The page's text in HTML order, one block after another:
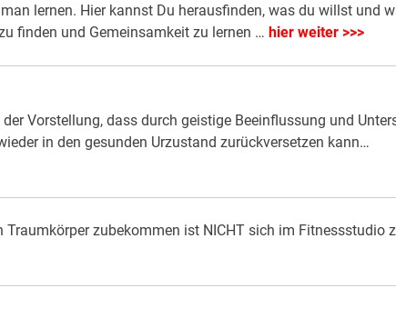
lernen. Hier kannst Du herausfinden, was du willst und
finden und Gemeinsamkeit zu lernen … hier weiter >>>
Vorstellung, dass durch geistige Beeinflussung und
in den gesunden Urzustand zurückversetzen kann…
Traumkörper zubekommen ist NICHT sich im Fitnessstudio